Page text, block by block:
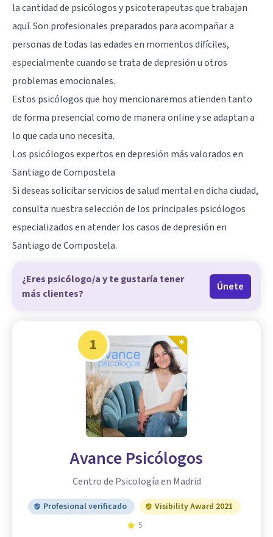
la cantidad de psicólogos y psicoterapeutas que trabajan
aquí. Son profesionales preparados para acompañar a
personas de todas las edades en momentos difíciles,
especialmente cuando se trata de depresión u otros
problemas emocionales.
Estos psicólogos que hoy mencionaremos atienden tanto
de forma presencial como de manera online y se adaptan a
lo que cada uno necesita.
Los psicólogos expertos en depresión más valorados en
Santiago de Compostela
Si deseas solicitar servicios de salud mental en dicha ciudad,
consulta nuestra selección de los principales psicólogos
especializados en atender los casos de depresión en
Santiago de Compostela.
¿Eres psicólogo/a y te gustaría tener
más clientes?
Únete
1
Avance Psicólogos
Centro de Psicología en Madrid
Profesional verificado
Visibility Award 2021
5